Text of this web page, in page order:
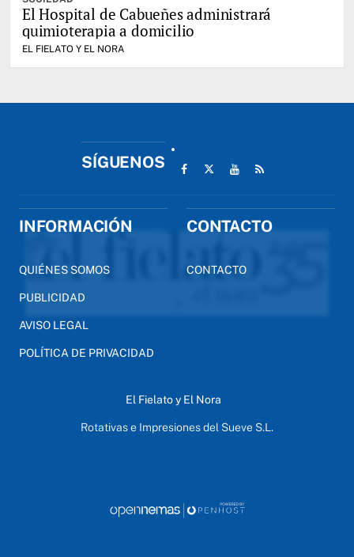
El Hospital de Cabueñes administrará
quimioterapia a domicilio
EL FIELATO Y EL NORA
SÍGUENOS
INFORMACIÓN
QUIÉNES SOMOS
PUBLICIDAD
AVISO LEGAL
POLÍTICA DE PRIVACIDAD
CONTACTO
CONTACTO
El Fielato y El Nora
Rotativas e Impresiones del Sueve S.L.